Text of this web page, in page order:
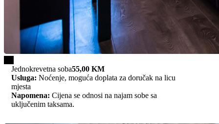
Jednokrevetna soba55,00 KM
Usluga: Noćenje, moguća doplata za doručak na licu
mjesta
Napomena: Cijena se odnosi na najam sobe sa
uključenim taksama.